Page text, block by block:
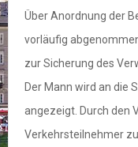
Über Anordnung der
vorläufig
zur Sicherung des
Der Mann wird an die
angezeigt. Durch den
Verkehrsteilnehmer